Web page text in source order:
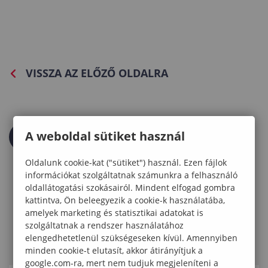
VISSZA AZ ELŐZŐ OLDALRA
A weboldal sütiket használ
Oldalunk cookie-kat ("sütiket") használ. Ezen fájlok
információkat szolgáltatnak számunkra a felhasználó
oldallátogatási szokásairól. Mindent elfogad gombra
kattintva, Ön beleegyezik a cookie-k használatába,
amelyek marketing és statisztikai adatokat is
szolgáltatnak a rendszer használatához
elengedhetetlenül szükségeseken kívül. Amennyiben
minden cookie-t elutasít, akkor átirányítjuk a
google.com-ra, mert nem tudjuk megjeleníteni a